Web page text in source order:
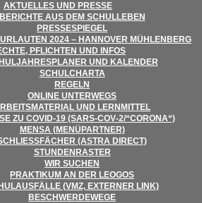
AKTU­EL­LES UND PRESSE
BERICHTE AUS DEM SCHULLEBEN
PRES­SE­SPIE­GEL
2024 – HAN­NO­VER MÜHLENBERG
PFLICH­TEN UND INFOS
UND KALENDER
SCHUL­CHARTA
REGELN
ONLINE UNTER­WEGS
UND LERNMITTEL
ZU COVID-19 (SARS-COV‑2/“CORONA“)
MENSA (MENÜ­PART­NER)
(ASTRA DIRECT)
STUN­DEN­RAS­TER
WIR SUCHEN
PRAK­TI­KUM AN DER LEOGOS
(VMZ, EXTER­NER LINK)
BESCHWER­DE­WEGE